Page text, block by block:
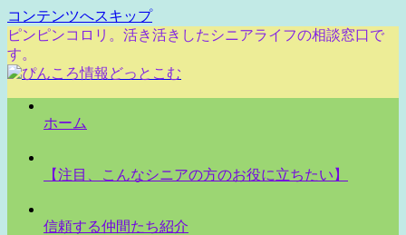
コンテンツへスキップ
ピンピンコロリ。活き活きしたシニアライフの相談窓口で
す。
ホーム
【注目、こんなシニアの方のお役に立ちたい】
信頼する仲間たち紹介